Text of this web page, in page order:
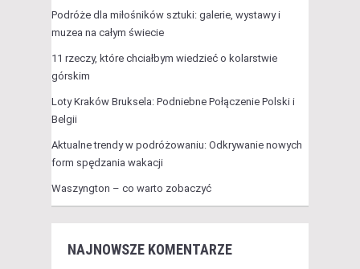
Podróże dla miłośników sztuki: galerie, wystawy i
muzea na całym świecie
11 rzeczy, które chciałbym wiedzieć o kolarstwie
górskim
Loty Kraków Bruksela: Podniebne Połączenie Polski i
Belgii
Aktualne trendy w podróżowaniu: Odkrywanie nowych
form spędzania wakacji
Waszyngton – co warto zobaczyć
NAJNOWSZE KOMENTARZE